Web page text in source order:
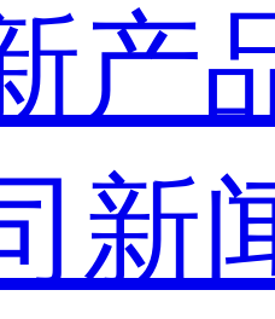
产
新